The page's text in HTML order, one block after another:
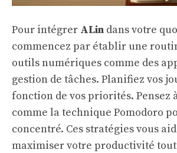
Pour intégrer ALin dans votre
commencez par établir une
outils numériques comme des
gestion de tâches. Planifiez vos
fonction de vos priorités. Pensez
comme la technique Pomodoro
concentré. Ces stratégies vous
maximiser votre productivité